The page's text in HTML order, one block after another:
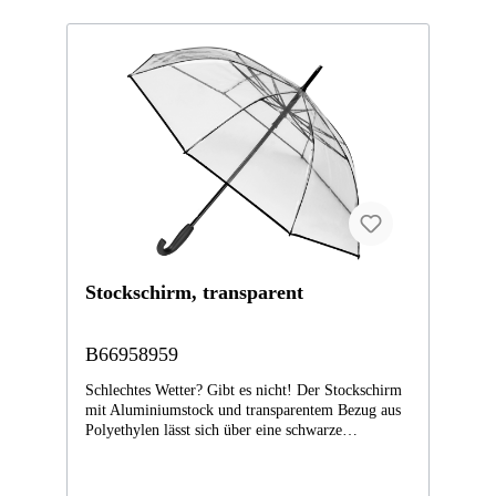
Lederbezug greift der Schirm das Design des
Mercedes-AMG GT auf, während die silberfarbene
Auslösetaste mit AMG Rauten ein schnelles,
automatisches Öffnen ermöglicht.- Farbe:
schwarz/rot- Material: 100 % Polyester- Länge
geschlossen ca. 98 cm- Durchmesser geöffnet: ca.
156 cm- automatisches Öffnen CollectionMercedes-
AMG Collection SelectionMercedes-AMG
Stockschirm, transparent
B66958959
Schlechtes Wetter? Gibt es nicht! Der Stockschirm
mit Aluminiumstock und transparentem Bezug aus
Polyethylen lässt sich über eine schwarze